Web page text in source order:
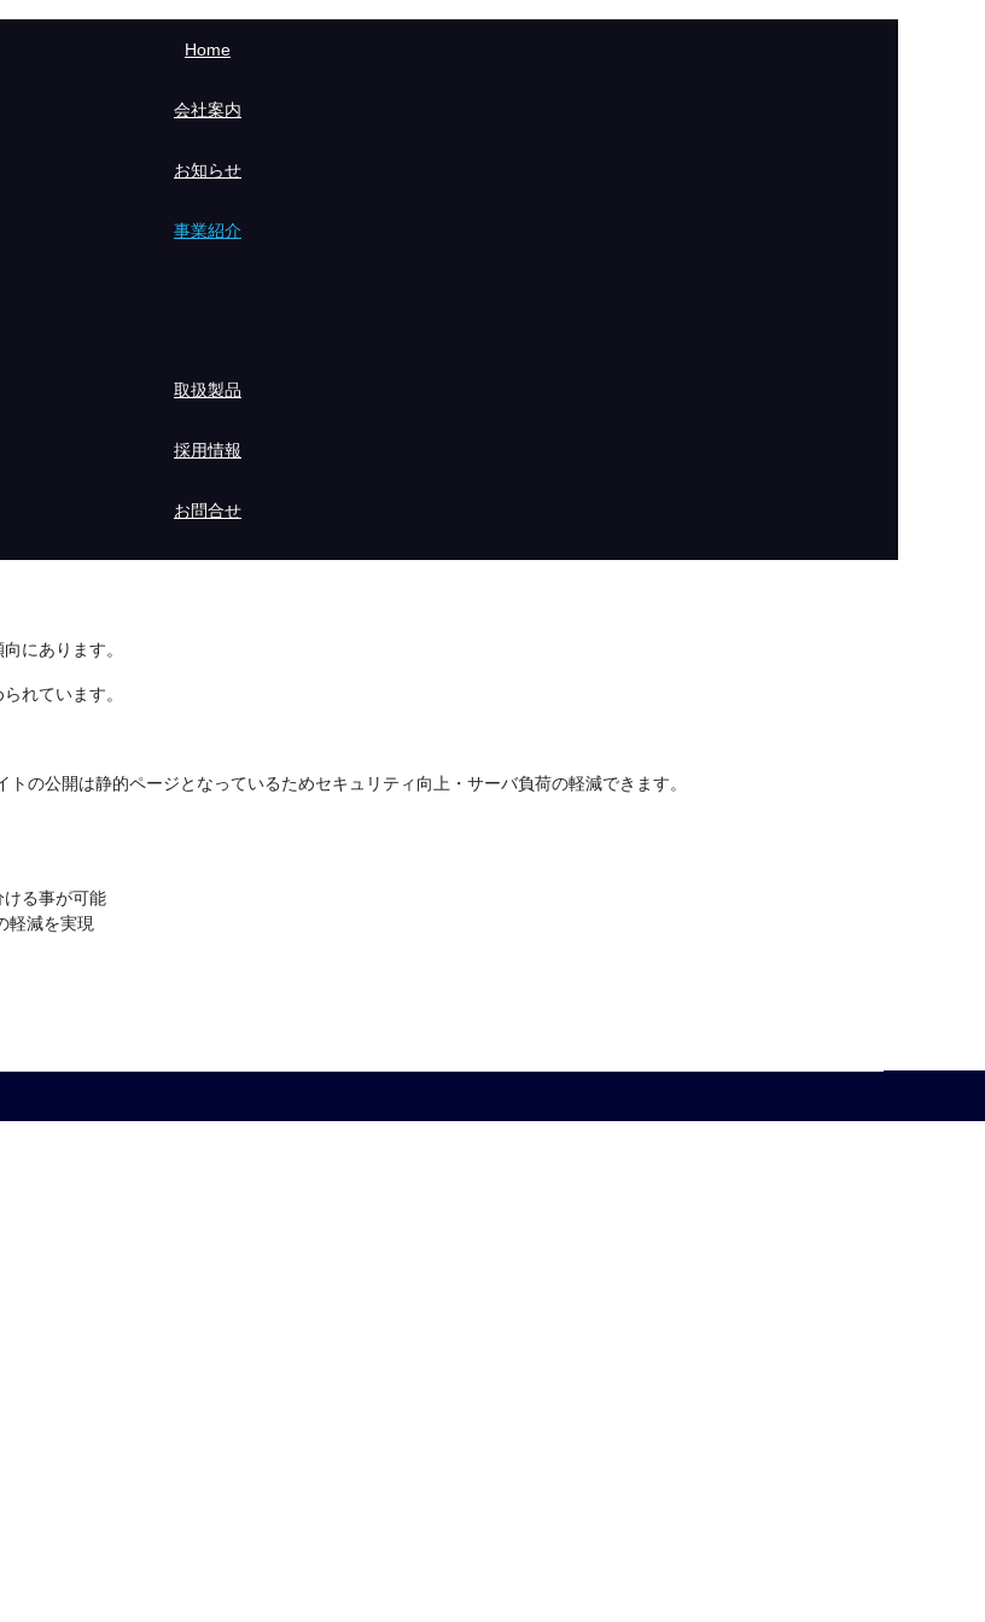
Home
会社案内
お知らせ
事業紹介
取扱製品
採用情報
お問合せ
にあります。
れています。
の公開は静的ページとなっているためセキュリティ向上・サーバ負荷の軽減できます。
る事が可能
軽減を実現